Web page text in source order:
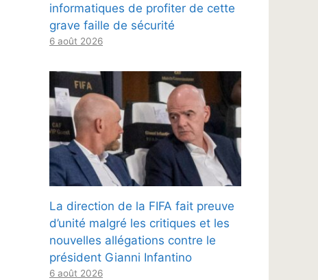
informatiques de profiter de cette
grave faille de sécurité
6 août 2026
La direction de la FIFA fait preuve
d’unité malgré les critiques et les
nouvelles allégations contre le
président Gianni Infantino
6 août 2026